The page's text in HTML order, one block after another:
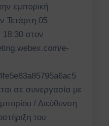
εμπορική
Τετάρτη 05
18:30 στον
e-
σε συνεργασία με
/ Διεύθυνση
του